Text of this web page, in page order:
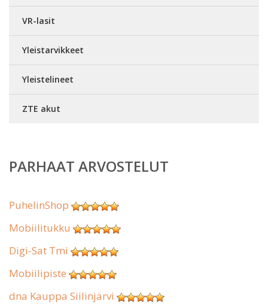
VR-lasit
Yleistarvikkeet
Yleistelineet
ZTE akut
PARHAAT ARVOSTELUT
PuhelinShop
Mobiilitukku
Digi-Sat Tmi
Mobiilipiste
dna Kauppa Siilinjärvi